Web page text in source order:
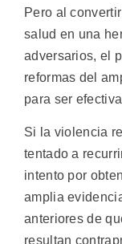
Pero al
salud en una
adversarios, el
reformas del
para ser
Si la violencia
tentado a
intento por
amplia
anteriores de
resultan